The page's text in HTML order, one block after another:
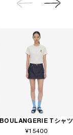
BOULANGERIE Tシャツ
¥15400